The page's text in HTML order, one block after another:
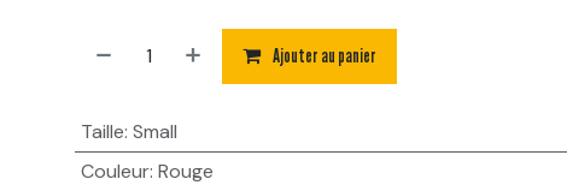
Ajouter au panier
Taille: Small
Couleur: Rouge